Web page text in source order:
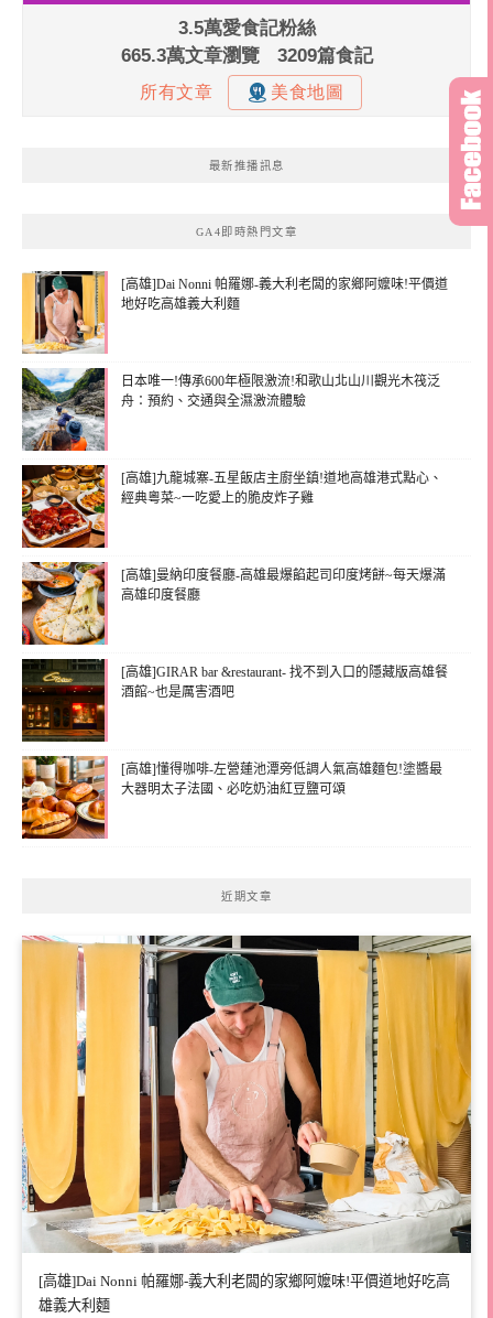
最新推播訊息
GA4即時熱門文章
[高雄]Dai Nonni 帕羅娜-義大利老闆的家鄉阿嬤味!平價道
地好吃高雄義大利麵
日本唯一!傳承600年極限激流!和歌山北山川觀光木筏泛
舟：預約、交通與全濕激流體驗
[高雄]九龍城寨-五星飯店主廚坐鎮!道地高雄港式點心、
經典粵菜~一吃愛上的脆皮炸子雞
[高雄]曼納印度餐廳-高雄最爆餡起司印度烤餅~每天爆滿
高雄印度餐廳
[高雄]GIRAR bar &restaurant- 找不到入口的隱藏版高雄餐
酒館~也是厲害酒吧
[高雄]懂得咖啡-左營蓮池潭旁低調人氣高雄麵包!塗醬最
大器明太子法國、必吃奶油紅豆鹽可頌
近期文章
[高雄]Dai Nonni 帕羅娜-義大利老闆的家鄉阿嬤味!平價道地好吃高
雄義大利麵